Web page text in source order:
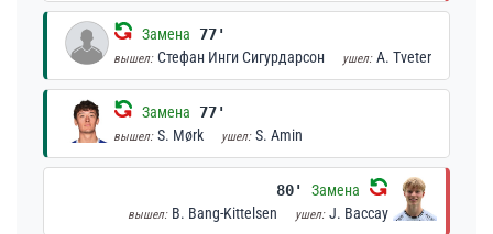
Замена 77'
вышел: Стефан Инги Сигурдарсон ушел: A. Tveter
Замена 77'
вышел: S. Mørk ушел: S. Amin
80' Замена
вышел: B. Bang-Kittelsen ушел: J. Baccay